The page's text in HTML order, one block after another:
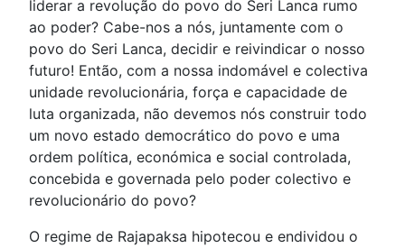
liderar a revolução do povo do Seri Lanca rumo
ao poder? Cabe-nos a nós, juntamente com o
povo do Seri Lanca, decidir e reivindicar o nosso
futuro! Então, com a nossa indomável e colectiva
unidade revolucionária, força e capacidade de
luta organizada, não devemos nós construir todo
um novo estado democrático do povo e uma
ordem política, económica e social controlada,
concebida e governada pelo poder colectivo e
revolucionário do povo?
O regime de Rajapaksa hipotecou e endividou o